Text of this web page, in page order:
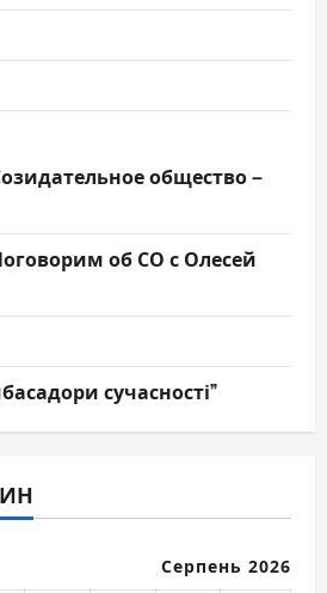
общество –
об СО с Олесей
сучасності”
Серпень 2026